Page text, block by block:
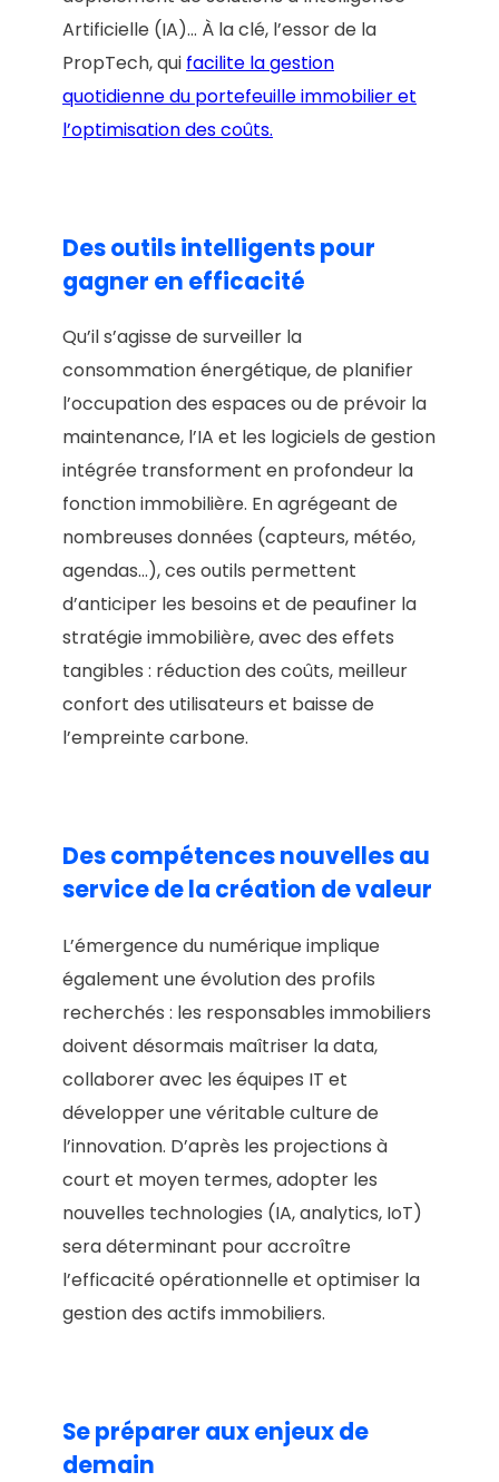
Artificielle (IA)… À la clé, l’essor de la
PropTech, qui facilite la gestion
quotidienne du portefeuille immobilier et
l’optimisation des coûts.
Des outils intelligents pour
gagner en efficacité
Qu’il s’agisse de surveiller la
consommation énergétique, de planifier
l’occupation des espaces ou de prévoir la
maintenance, l’IA et les logiciels de gestion
intégrée transforment en profondeur la
fonction immobilière. En agrégeant de
nombreuses données (capteurs, météo,
agendas…), ces outils permettent
d’anticiper les besoins et de peaufiner la
stratégie immobilière, avec des effets
tangibles : réduction des coûts, meilleur
confort des utilisateurs et baisse de
l’empreinte carbone.
Des compétences nouvelles au
service de la création de valeur
L’émergence du numérique implique
également une évolution des profils
recherchés : les responsables immobiliers
doivent désormais maîtriser la data,
collaborer avec les équipes IT et
développer une véritable culture de
l’innovation. D’après les projections à
court et moyen termes, adopter les
nouvelles technologies (IA, analytics, IoT)
sera déterminant pour accroître
l’efficacité opérationnelle et optimiser la
gestion des actifs immobiliers.
Se préparer aux enjeux de
demain